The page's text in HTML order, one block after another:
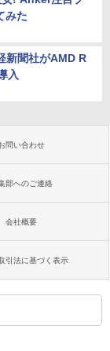
みた
新聞社がAMD R
入
問い合わせ
部へのご連絡
会社概要
引法に基づく表示